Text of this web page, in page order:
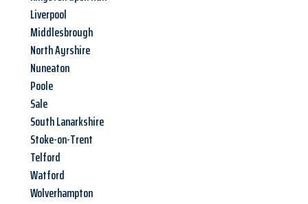
Liverpool
Middlesbrough
North Ayrshire
Nuneaton
Poole
Sale
South Lanarkshire
Stoke-on-Trent
Telford
Watford
Wolverhampton